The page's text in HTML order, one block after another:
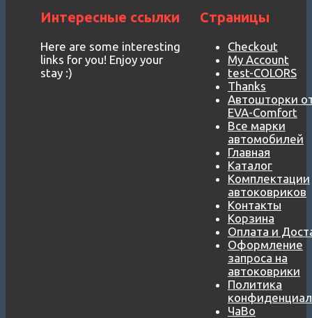
Интересные ссылки
Here are some interesting
links for you! Enjoy your
stay :)
Страницы
Checkout
My Account
test-COLORS
Thanks
Автошторки
EVA-Comfort
Все марки
автомобилей
Главная
Каталог
Комплектации
автоковриков
Контакты
Корзина
Оплата и
Оформление
запроса на
автоковрики
Политика
ЧаВо